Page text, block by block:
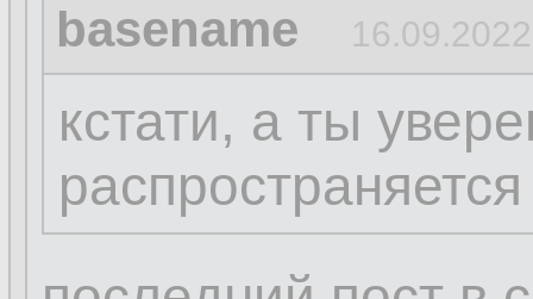
basename
кстати, а ты